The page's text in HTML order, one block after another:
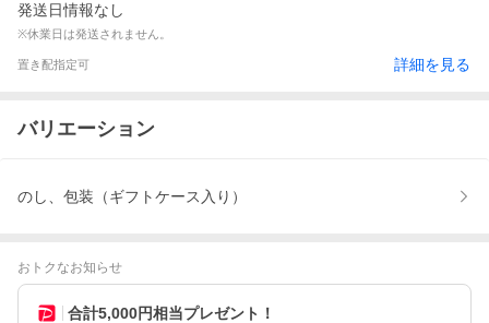
発送日情報なし
※休業日は発送されません。
置き配指定可 詳細を見る
バリエーション
のし、包装（ギフトケース入り）
おトクなお知らせ
合計5,000円相当プレゼント！